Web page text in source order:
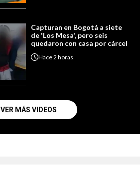
Capturan en Bogotá a siete
de 'Los Mesa', pero seis
quedaron con casa por cárcel
Hace2 horas
VER MÁS VIDEOS